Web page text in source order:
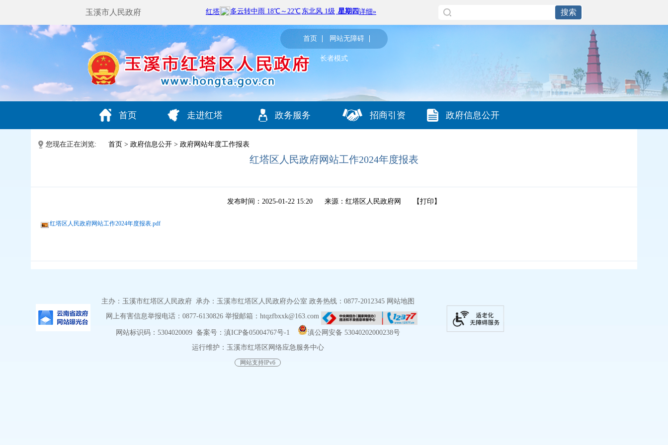
玉溪市人民政府
首页 网站无障碍
长者模式
首页 走进红塔 政务服务 招商引资 政府信息公开
您现在正在浏览: 首页 > 政府信息公开 > 政府网站年度工作报表
红塔区人民政府网站工作2024年度报表
发布时间：2025-01-22 15:20 来源：红塔区人民政府网 【打印 】
红塔区人民政府网站工作2024年度报表.pdf
主办：玉溪市红塔区人民政府 承办：玉溪市红塔区人民政府办公室 政务热线：0877-2012345 网站地图
网上有害信息举报电话：0877-6130826 举报邮箱：htqzfbxxk@163.com
网站标识码：5304020009 备案号：滇ICP备05004767号-1
滇公网安备 53040202000238号
运行维护：玉溪市红塔区网络应急服务中心
网站支持IPv6